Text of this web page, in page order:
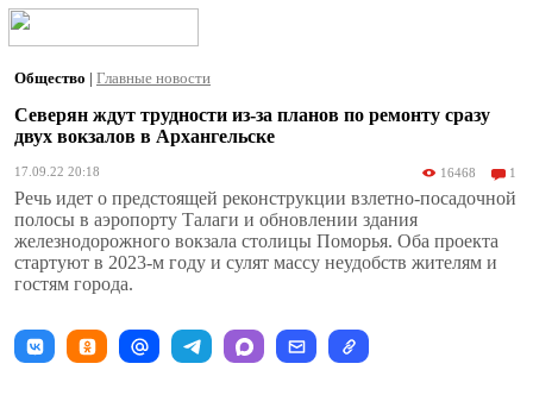
Общество | Главные новости
Северян ждут трудности из-за планов по ремонту сразу
двух вокзалов в Архангельске
17.09.22 20:18 16468 1
Речь идет о предстоящей реконструкции взлетно-посадочной
полосы в аэропорту Талаги и обновлении здания
железнодорожного вокзала столицы Поморья. Оба проекта
стартуют в 2023-м году и сулят массу неудобств жителям и
гостям города.